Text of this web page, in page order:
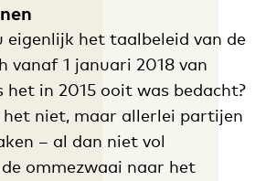
eigenlijk het taalbeleid van de
vanaf 1 januari 2018 van
het in 2015 ooit was bedacht?
het niet, maar allerlei partijen
– al dan niet vol
ommezwaai naar het